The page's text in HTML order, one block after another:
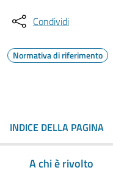
Condividi
Normativa di riferimento
INDICE DELLA PAGINA
A chi è rivolto